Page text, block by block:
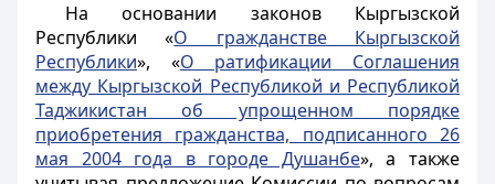
На основании законов Кыргызской
Республики «О гражданстве Кыргызской
Республики», «О ратификации Соглашения
между Кыргызской Республикой и Республикой
Таджикистан об упрощенном порядке
приобретения гражданства, подписанного 26
мая 2004 года в городе Душанбе», а также